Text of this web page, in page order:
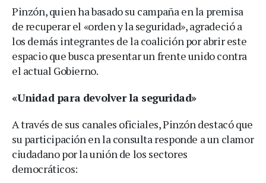
Pinzón, quien ha basado su campaña en la premisa
de recuperar el «orden y la seguridad», agradeció a
los demás integrantes de la coalición por abrir este
espacio que busca presentar un frente unido contra
el actual Gobierno.
«Unidad para devolver la seguridad»
A través de sus canales oficiales, Pinzón destacó que
su participación en la consulta responde a un clamor
ciudadano por la unión de los sectores
democráticos: